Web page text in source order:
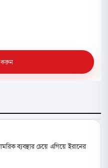
করুন
ব্যবস্থার চেয়ে এগিয়ে ইরানের